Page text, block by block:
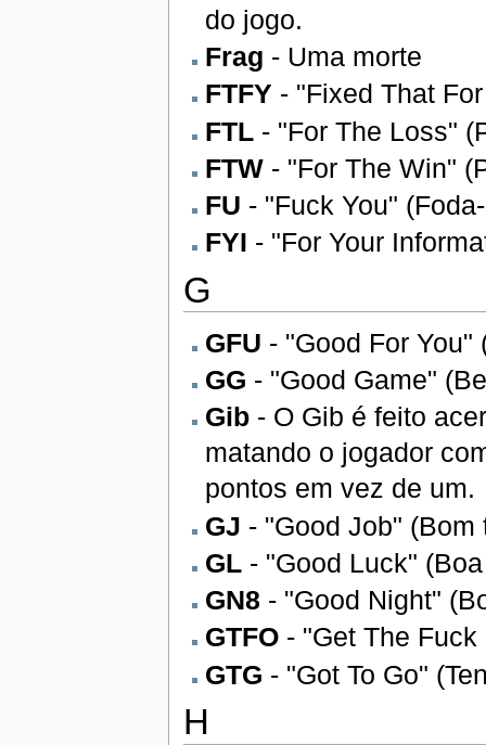
do jogo.
Frag - Uma morte
FTFY - "Fixed That
FTL- "For The Loss"
FTW- "For The Win"
FU - "Fuck You"
FYI - "For Your
G
GFU - "Good For You"
GG - "Good Game"
Gib- O Gib é feito
matando o jogador
pontos em vez de um.
GJ - "Good Job" (Bom
GL- "Good Luck"
GN8- "Good Night"
GTFO- "Get The Fuck
GTG - "Got To Go"
H